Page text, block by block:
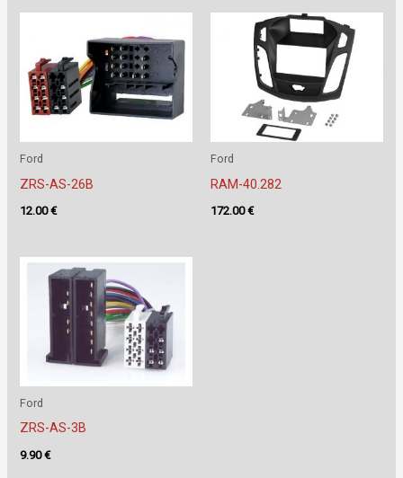
Ford
ZRS-AS-26B
12.00€
Ford
RAM-40.282
172.00€
Ford
ZRS-AS-3B
9.90€